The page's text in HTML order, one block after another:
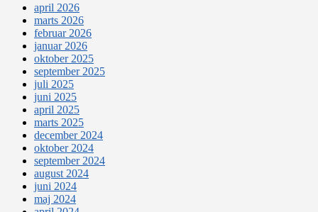
april 2026
marts 2026
februar 2026
januar 2026
oktober 2025
september 2025
juli 2025
juni 2025
april 2025
marts 2025
december 2024
oktober 2024
september 2024
august 2024
juni 2024
maj 2024